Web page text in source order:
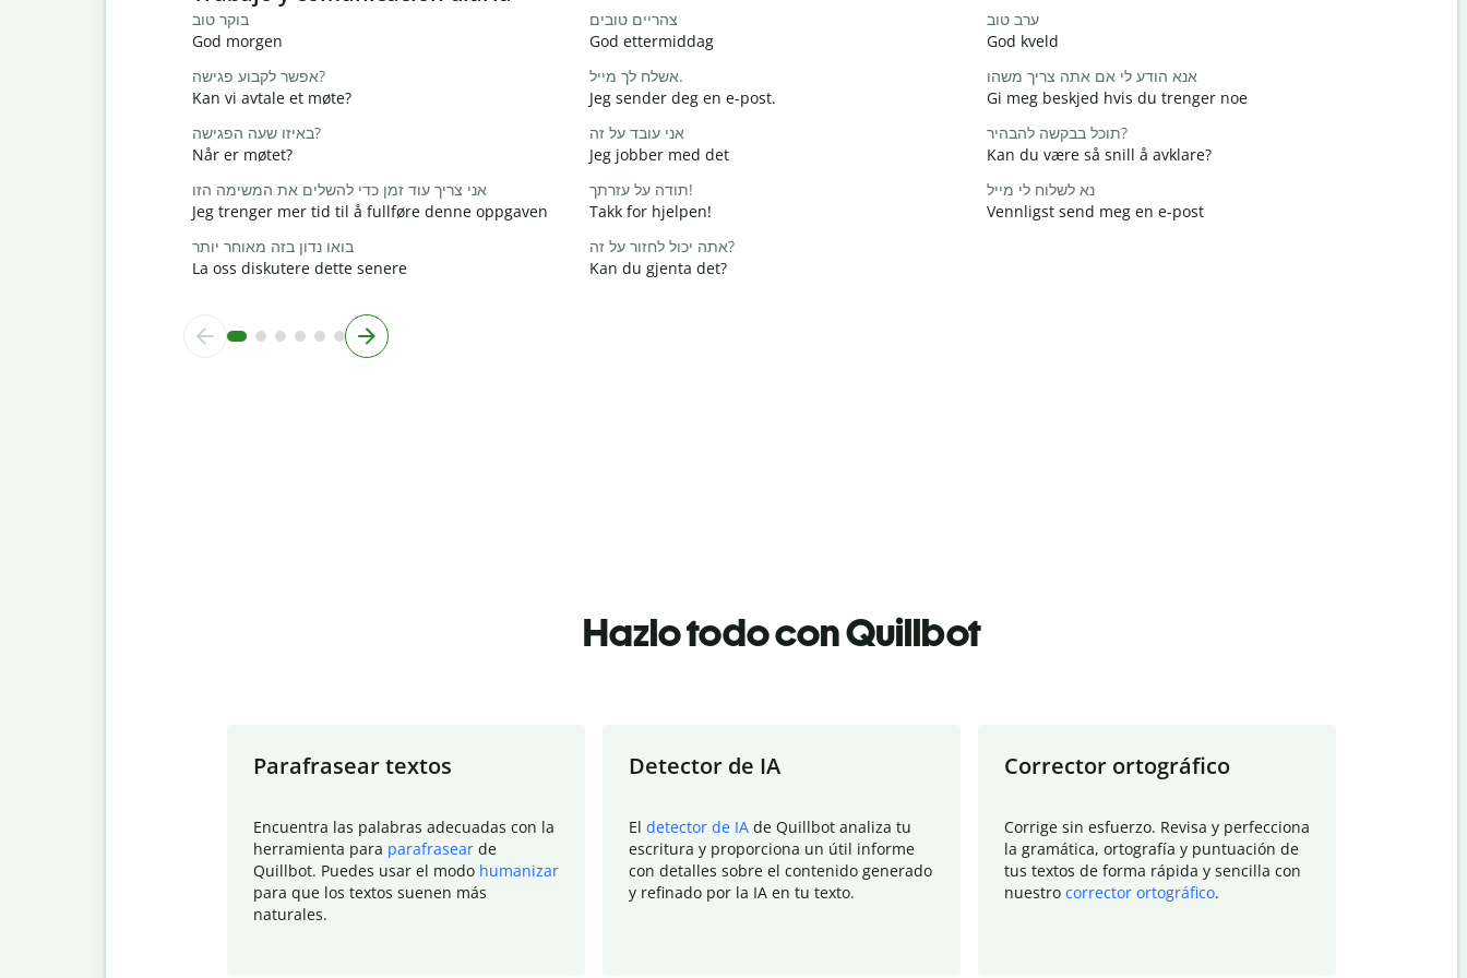
בוקר טוב
God morgen
צהריים טובים
God ettermiddag
ערב טוב
God kveld
אפשר לקבוע פגישה?
Kan vi avtale et møte?
אשלח לך מייל.
Jeg sender deg en e-post.
אנא הודע לי אם אתה צריך משהו
Gi meg beskjed hvis du trenger noe
באיזו שעה הפגישה?
Når er møtet?
אני עובד על זה
Jeg jobber med det
תוכל בבקשה להבהיר?
Kan du være så snill å avklare?
אני צריך עוד זמן כדי להשלים את המשימה הזו
Jeg trenger mer tid til å fullføre denne oppgaven
תודה על עזרתך!
Takk for hjelpen!
נא לשלוח לי מייל
Vennligst send meg en e-post
בואו נדון בזה מאוחר יותר
La oss diskutere dette senere
אתה יכול לחזור על זה?
Kan du gjenta det?
Hazlo todo con Quillbot
Parafrasear textos
Encuentra las palabras adecuadas con la
herramienta para parafrasear de
Quillbot. Puedes usar el modo humanizar
para que los textos suenen más
naturales.
Detector de IA
El detector de IA de Quillbot analiza tu
escritura y proporciona un útil informe
con detalles sobre el contenido generado
y refinado por la IA en tu texto.
Corrector ortográfico
Corrige sin esfuerzo. Revisa y perfecciona
la gramática, ortografía y puntuación de
tus textos de forma rápida y sencilla con
nuestro corrector ortográfico.